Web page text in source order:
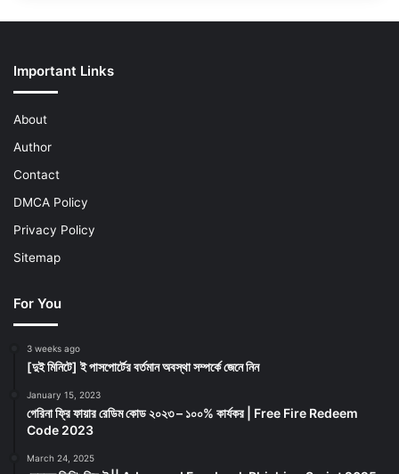
Important Links
About
Author
Contact
DMCA Policy
Privacy Policy
Sitemap
For You
3 weeks ago
[দুই মিনিটে] ই পাসপোর্টের বর্তমান অবস্থা সম্পর্কে জেনে নিন
January 15, 2023
গেরিনা ফ্রি ফায়ার রেডিম কোড ২০২৩ – ১০০% কার্যকর | Free Fire Redeem
Code 2023
March 24, 2025